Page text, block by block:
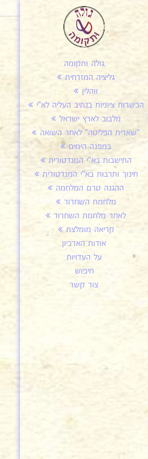
גולה ותקומה
גליציה המזרחית
ווהלין
הכשרות ציוניות בנתיב העליה לא"י
מלבוב לארץ ישראל
"שארית הפליטה" לאחר השואה
במפנה הימים
התישבות בא"י המנדטורית
חינוך ותרבות בא"י המנדטורית
ההגנה טרם המלחמה
מלחמת השחרור
לאחר מלחמת השחרור
קריאה מומלצת
אודות הארכיון
על העדויות
חיפוש
צור קשר